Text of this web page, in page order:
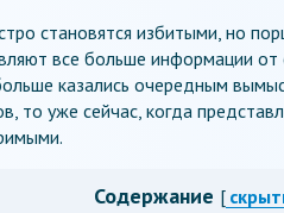
становятся избитыми, но
все больше информации
казались очередным
то уже сейчас, когда
Содержание [